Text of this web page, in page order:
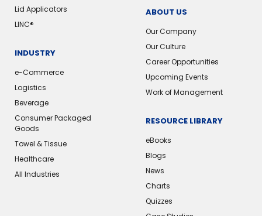
Lid Applicators
LINC®️
INDUSTRY
e-Commerce
Logistics
Beverage
Consumer Packaged
Goods
Towel & Tissue
Healthcare
All Industries
ABOUT US
Our Company
Our Culture
Career Opportunities
Upcoming Events
Work of Management
RESOURCE LIBRARY
eBooks
Blogs
News
Charts
Quizzes